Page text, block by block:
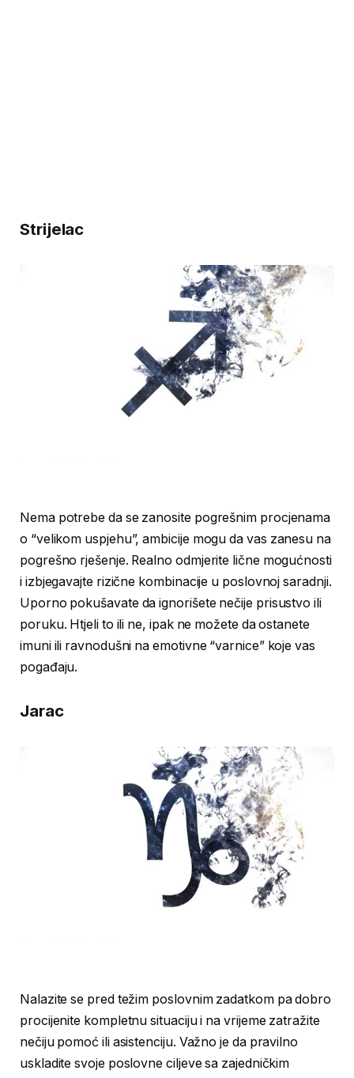
Strijelac
Nema potrebe da se zanosite pogrešnim procjenama
o “velikom uspjehu”, ambicije mogu da vas zanesu na
pogrešno rješenje. Realno odmjerite lične mogućnosti
i izbjegavajte rizične kombinacije u poslovnoj saradnji.
Uporno pokušavate da ignorišete nečije prisustvo ili
poruku. Htjeli to ili ne, ipak ne možete da ostanete
imuni ili ravnodušni na emotivne “varnice” koje vas
pogađaju.
Jarac
Nalazite se pred težim poslovnim zadatkom pa dobro
procijenite kompletnu situaciju i na vrijeme zatražite
nečiju pomoć ili asistenciju. Važno je da pravilno
uskladite svoje poslovne ciljeve sa zajedničkim